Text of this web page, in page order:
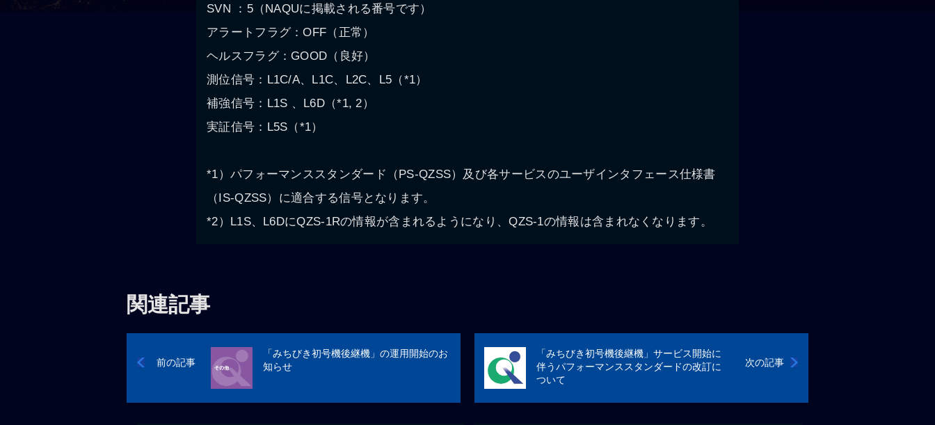
SVN ：5（NAQUに掲載される番号です）
アラートフラグ：OFF（正常）
ヘルスフラグ：GOOD（良好）
測位信号：L1C/A、L1C、L2C、L5（*1）
補強信号：L1S 、L6D（*1, 2）
実証信号：L5S（*1）
*1）パフォーマンススタンダード（PS-QZSS）及び各サービスのユーザインタフェース仕様書
（IS-QZSS）に適合する信号となります。
*2）L1S、L6DにQZS-1Rの情報が含まれるようになり、QZS-1の情報は含まれなくなります。
関連記事
前の記事
「みちびき初号機後継機」の運用開始のお
知らせ
次の記事
「みちびき初号機後継機」サービス開始に
伴うパフォーマンススタンダードの改訂に
ついて